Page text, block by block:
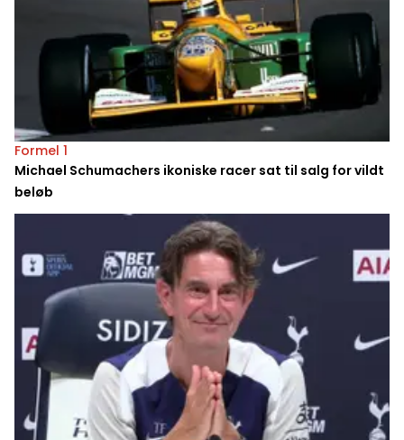
Formel 1
Michael Schumachers ikoniske racer sat til salg for vildt
beløb